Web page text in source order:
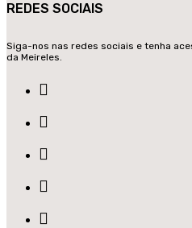
REDES SOCIAIS
Siga-nos nas redes sociais e tenha
da Meireles.